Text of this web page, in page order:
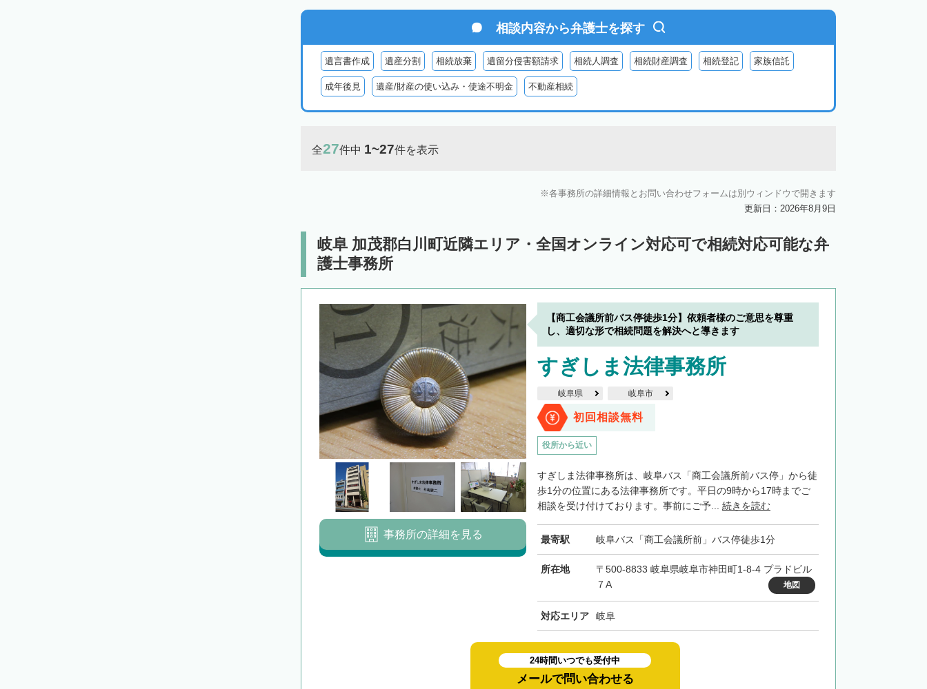
相談内容から弁護士を探す
遺言書作成 遺産分割 相続放棄 遺留分侵害額請求 相続人調査 相続財産調査 相続登記 家族信託
成年後見 遺産/財産の使い込み・使途不明金 不動産相続
全27件中 1~27件を表示
各事務所の詳細情報とお問い合わせフォームは別ウィンドウで開きます
更新日：2026年8月9日
岐阜 加茂郡白川町近隣エリア・全国オンライン対応可で相続対応可能な弁
護士事務所
【商工会議所前バス停徒歩1分】依頼者様のご意思を尊重
し、適切な形で相続問題を解決へと導きます
すぎしま法律事務所
岐阜県 岐阜市
初回相談無料
役所から近い
すぎしま法律事務所は、岐阜バス「商工会議所前バス停」から徒
歩1分の位置にある法律事務所です。平日の9時から17時までご
相談を受け付けております。事前にご予... 続きを読む
最寄駅 岐阜バス「商工会議所前」バス停徒歩1分
所在地
〒500-8833 岐阜県岐阜市神田町1-8-4 プラドビル
７A
地図
対応エリア 岐阜
事務所の詳細を見る
24時間いつでも受付中
メールで問い合わせる